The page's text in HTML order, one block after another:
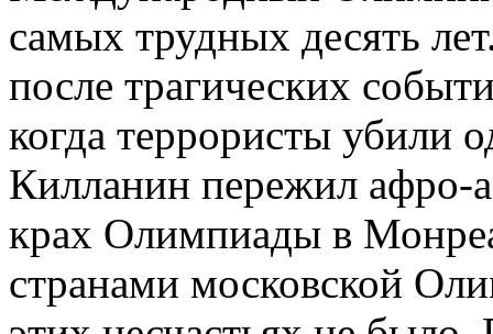
самых трудных десять
после трагических
когда террористы убили
Килланин пережил афро-
крах Олимпиады в
странами московской